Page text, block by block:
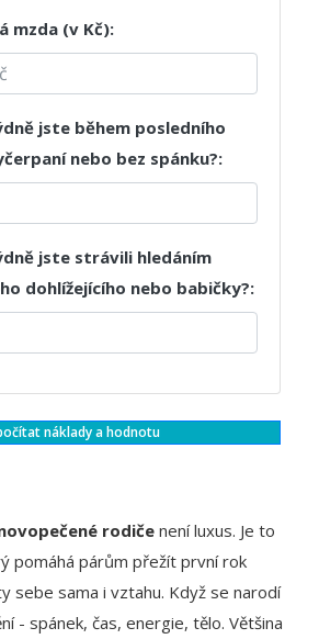
mzda (v Kč):
jste během posledního
nebo bez spánku?:
jste strávili hledáním
dohlížejícího nebo babičky?:
náklady a hodnotu
rodiče není luxus. Je to
pomáhá párům přežít první rok
sebe sama i vztahu. Když se narodí
- spánek, čas, energie, tělo. Většina